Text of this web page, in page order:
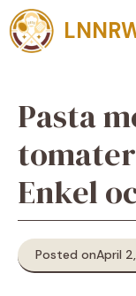
Skip
to
content
Pasta
Enkel
Posted onApril